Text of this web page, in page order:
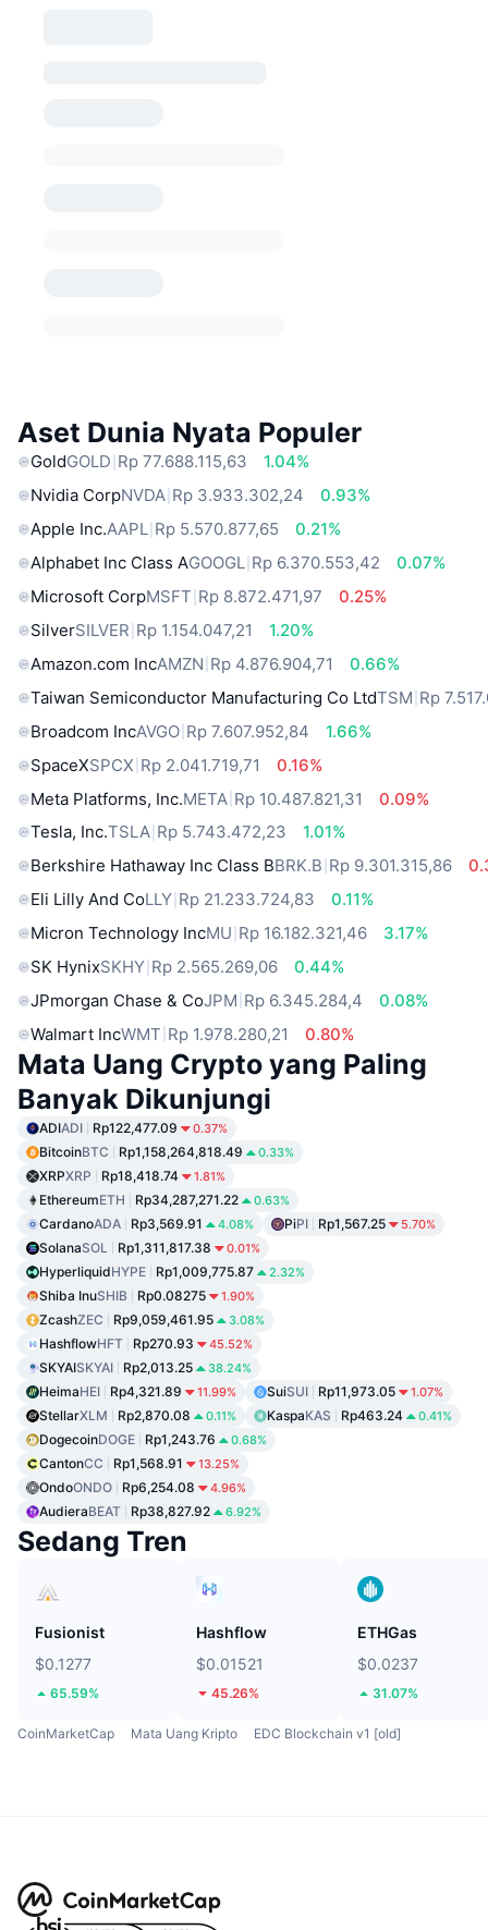
Aset Dunia Nyata Populer
GoldGOLD Rp 77.688.115,63
1.04%
Nvidia CorpNVDA Rp 3.933.302,24
0.93%
Apple Inc.AAPL Rp 5.570.877,65
0.21%
Alphabet Inc Class AGOOGL Rp 6.370.553,42
0.07%
Microsoft CorpMSFT Rp 8.872.471,97
0.25%
SilverSILVER Rp 1.154.047,21
1.20%
Amazon.com IncAMZN Rp 4.876.904,71
0.66%
Taiwan Semiconductor Manufacturing Co LtdTSM Rp
Broadcom IncAVGO Rp 7.607.952,84
1.66%
SpaceXSPCX Rp 2.041.719,71
0.16%
Meta Platforms, Inc.META Rp 10.487.821,31
0.09%
Tesla, Inc.TSLA Rp 5.743.472,23
1.01%
Berkshire Hathaway Inc Class BBRK.B Rp 9.301.315,86
Eli Lilly And CoLLY Rp 21.233.724,83
0.11%
Micron Technology IncMU Rp 16.182.321,46
3.17%
SK HynixSKHY Rp 2.565.269,06
0.44%
JPmorgan Chase & CoJPM Rp 6.345.284,4
0.08%
Walmart IncWMT Rp 1.978.280,21 0.80%
Mata Uang Crypto yang Paling
Banyak Dikunjungi
ADIADI Rp122,477.09 0.37%
BitcoinBTC Rp1,158,264,818.49 0.33%
XRPXRP Rp18,418.74 1.81%
EthereumETH Rp34,287,271.22 0.63%
CardanoADA Rp3,569.91 4.08% PiPI Rp1,567.25 5.70%
SolanaSOL Rp1,311,817.38 0.01%
HyperliquidHYPE Rp1,009,775.87 2.32%
Shiba InuSHIB Rp0.08275 1.90%
ZcashZEC Rp9,059,461.95 3.08%
HashflowHFT Rp270.93 45.52%
SKYAISKYAI Rp2,013.25 38.24%
HeimaHEI Rp4,321.89 11.99% SuiSUI Rp11,973.05 1.07%
StellarXLM Rp2,870.08 0.11% KaspaKAS Rp463.24 0.41%
DogecoinDOGE Rp1,243.76 0.68%
CantonCC Rp1,568.91 13.25%
OndoONDO Rp6,254.08 4.96%
AudieraBEAT Rp38,827.92 6.92%
Sedang Tren
Fusionist
$0.1277
65.59%
Hashflow
$0.01521
45.26%
ETHGas
$0.0237
31.07%
CoinMarketCap Mata Uang Kripto EDC Blockchain v1 [old]